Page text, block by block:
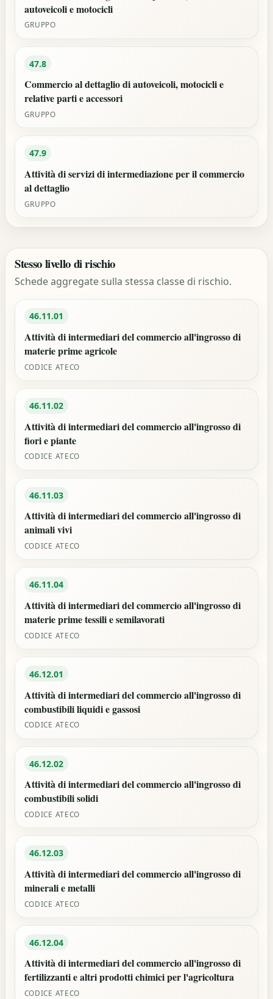
autoveicoli e motocicli
GRUPPO
47.8
Commercio al dettaglio di autoveicoli, motocicli e
relative parti e accessori
GRUPPO
47.9
Attività di servizi di intermediazione per il commercio
al dettaglio
GRUPPO
Stesso livello di rischio
Schede aggregate sulla stessa classe di rischio.
46.11.01
Attività di intermediari del commercio all'ingrosso di
materie prime agricole
CODICE ATECO
46.11.02
Attività di intermediari del commercio all'ingrosso di
fiori e piante
CODICE ATECO
46.11.03
Attività di intermediari del commercio all'ingrosso di
animali vivi
CODICE ATECO
46.11.04
Attività di intermediari del commercio all'ingrosso di
materie prime tessili e semilavorati
CODICE ATECO
46.12.01
Attività di intermediari del commercio all'ingrosso di
combustibili liquidi e gassosi
CODICE ATECO
46.12.02
Attività di intermediari del commercio all'ingrosso di
combustibili solidi
CODICE ATECO
46.12.03
Attività di intermediari del commercio all'ingrosso di
minerali e metalli
CODICE ATECO
46.12.04
Attività di intermediari del commercio all'ingrosso di
fertilizzanti e altri prodotti chimici per l'agricoltura
CODICE ATECO